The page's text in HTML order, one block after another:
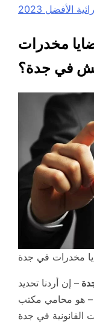
الأفضل 2023
مخدرات
في جدة؟
مخدرات في جدة
– إن أردنا تحديد